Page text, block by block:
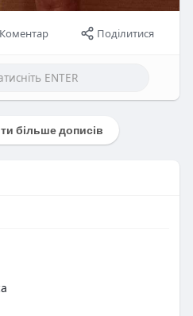
Коментар Поділитися
більше дописів